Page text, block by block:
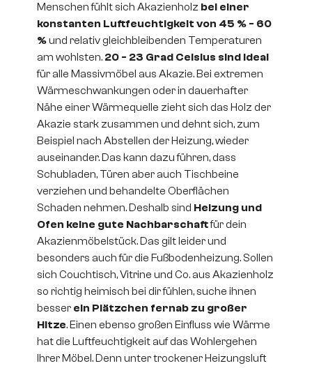
Menschen fühlt sich Akazienholz bei einer
konstanten Luftfeuchtigkeit von 45 % - 60
%und relativ gleichbleibenden Temperaturen
am wohlsten. 20 - 23 Grad Celsius sind ideal
für alle Massivmöbel aus Akazie. Bei extremen
Wärmeschwankungen oder in dauerhafter
Nähe einer Wärmequelle zieht sich das Holz der
Akazie stark zusammen und dehnt sich, zum
Beispiel nach Abstellen der Heizung, wieder
auseinander. Das kann dazu führen, dass
Schubladen, Türen aber auch Tischbeine
verziehen und behandelte Oberflächen
Schaden nehmen. Deshalb sind Heizung und
Ofen keine gute Nachbarschaftfür dein
Akazienmöbelstück. Das gilt leider und
besonders auch für die Fußbodenheizung. Sollen
sich Couchtisch, Vitrine und Co. aus Akazienholz
so richtig heimisch bei dir fühlen, suche ihnen
besser ein Plätzchen fernab zu großer
Hitze. Einen ebenso großen Einfluss wie Wärme
hat die Luftfeuchtigkeit auf das Wohlergehen
Ihrer Möbel. Denn unter trockener Heizungsluft